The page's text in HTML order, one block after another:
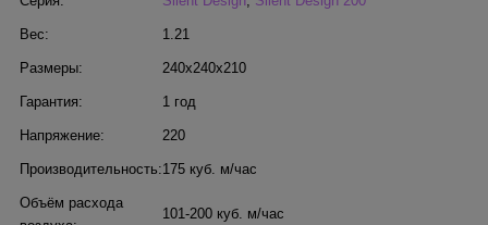
Вес: 1.21
Размеры: 240x240x210
Гарантия: 1 год
Напряжение: 220
Производительность:175 куб. м/час
Объём расхода
101-200 куб. м/час